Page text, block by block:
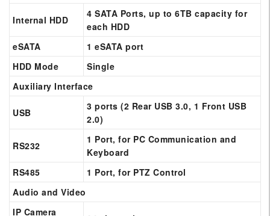
Internal HDD
4 SATA Ports, up to 6TB capacity for
each HDD
eSATA
1 eSATA port
HDD Mode
Single
Auxiliary Interface
USB
3 ports (2 Rear USB 3.0, 1 Front USB
2.0)
RS232
1 Port, for PC Communication and
Keyboard
RS485
1 Port, for PTZ Control
Audio and Video
IP Camera